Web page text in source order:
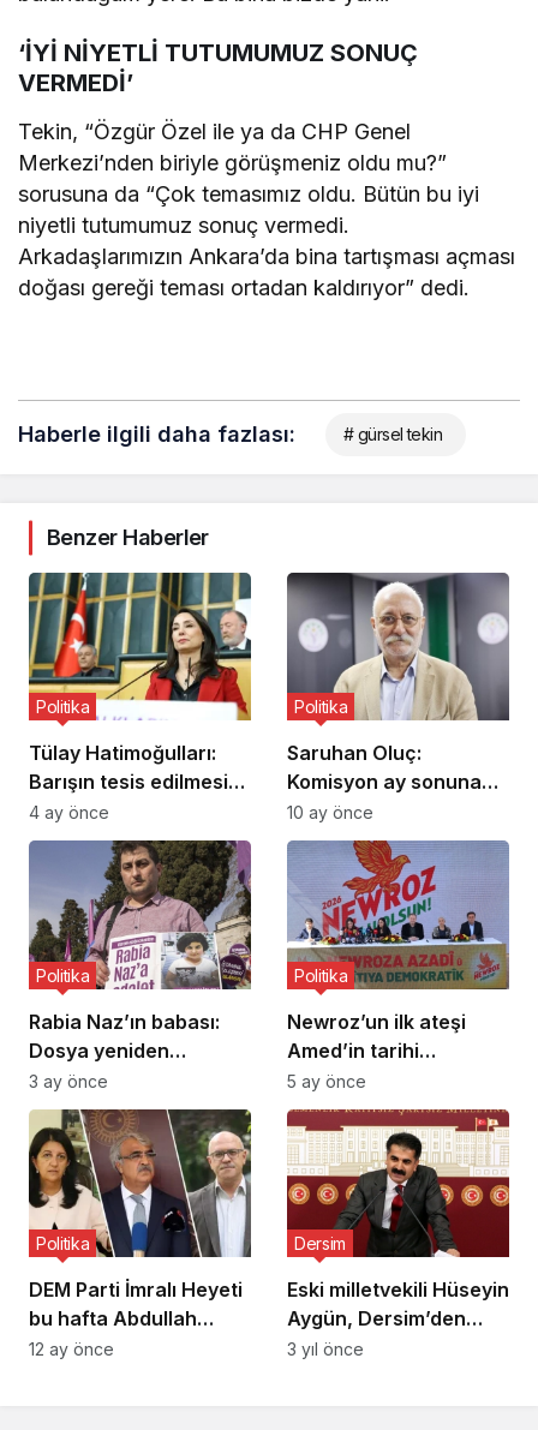
‘İYİ NİYETLİ TUTUMUMUZ SONUÇ
VERMEDİ’
Tekin, “Özgür Özel ile ya da CHP Genel
Merkezi’nden biriyle görüşmeniz oldu mu?”
sorusuna da “Çok temasımız oldu. Bütün bu iyi
niyetli tutumumuz sonuç vermedi.
Arkadaşlarımızın Ankara’da bina tartışması açması
doğası gereği teması ortadan kaldırıyor” dedi.
Haberle ilgili daha fazlası: # gürsel tekin
Benzer Haberler
Tülay Hatimoğulları:
Barışın tesis edilmesi
için mücadelemize
devam edeceğiz
Politika
4 ay önce
Saruhan Oluç:
Komisyon ay sonuna
kadar Öcalan’ı
dinlemeli
Politika
10 ay önce
Rabia Naz’ın babası:
Dosya yeniden
incelenecek
Politika
3 ay önce
Newroz’un ilk ateşi
Amed’in tarihi
surlarında yakılacak
Politika
5 ay önce
DEM Parti İmralı Heyeti
bu hafta Abdullah
Öcalan ile görüşecek
Politika
12 ay önce
Eski milletvekili Hüseyin
Aygün, Dersim’den
bağımsız belediye
Dersim
3 yıl önce